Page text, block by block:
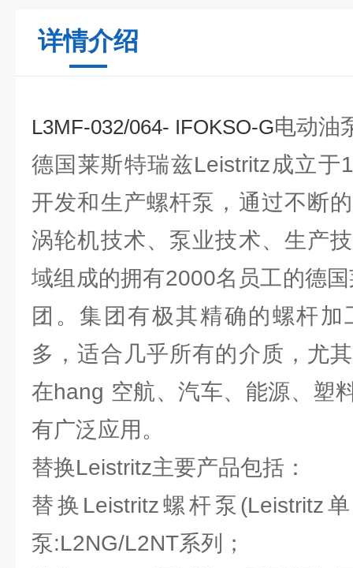
详情介绍
L3MF-032/064- IFOKSO-G电动油
德国莱斯特瑞兹Leistritz成立于
开发和生产螺杆泵，通过不断
涡轮机技术、泵业技术、生产
域组成的拥有2000名员工的德
团。集团有极其精确的螺杆
多，适合几乎所有的介质，尤
在hang 空航、汽车、能源、塑
有广泛应用。
替换Leistritz主要产品包括：
替换Leistritz螺杆泵(Leistritz
泵:L2NG/L2NT系列；